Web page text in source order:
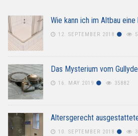
Wie kann ich im Altbau
12. SEPTEMBER 2018
Das Mysterium vom
16. MAY 2019 35882
Altersgerecht
10. SEPTEMBER 2018